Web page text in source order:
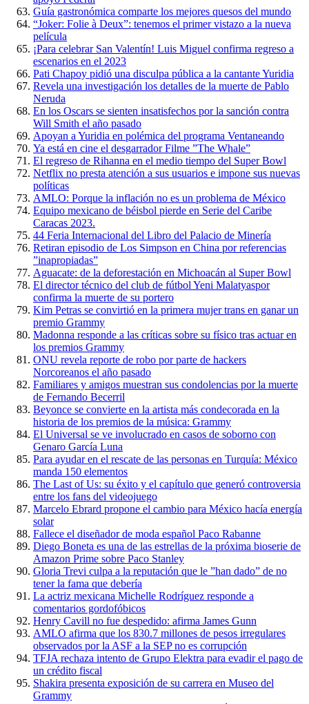
Guía gastronómica comparte los mejores quesos del mundo
“Joker: Folie à Deux”: tenemos el primer vistazo a la nueva
película
¡Para celebrar San Valentín! Luis Miguel confirma regreso a
escenarios en el 2023
Pati Chapoy pidió una disculpa pública a la cantante Yuridia
Revela una investigación los detalles de la muerte de Pablo
Neruda
En los Oscars se sienten insatisfechos por la sanción contra
Will Smith el año pasado
Apoyan a Yuridia en polémica del programa Ventaneando
Ya está en cine el desgarrador Filme ”The Whale”
El regreso de Rihanna en el medio tiempo del Super Bowl
Netflix no presta atención a sus usuarios e impone sus nuevas
políticas
AMLO: Porque la inflación no es un problema de México
Equipo mexicano de béisbol pierde en Serie del Caribe
Caracas 2023.
44 Feria Internacional del Libro del Palacio de Minería
Retiran episodio de Los Simpson en China por referencias
”inapropiadas”
Aguacate: de la deforestación en Michoacán al Super Bowl
El director técnico del club de fútbol Yeni Malatyaspor
confirma la muerte de su portero
Kim Petras se convirtió en la primera mujer trans en ganar un
premio Grammy
Madonna responde a las críticas sobre su físico tras actuar en
los premios Grammy
ONU revela reporte de robo por parte de hackers
Norcoreanos el año pasado
Familiares y amigos muestran sus condolencias por la muerte
de Fernando Becerril
Beyonce se convierte en la artista más condecorada en la
historia de los premios de la música: Grammy
El Universal se ve involucrado en casos de soborno con
Genaro García Luna
Para ayudar en el rescate de las personas en Turquía: México
manda 150 elementos
The Last of Us: su éxito y el capítulo que generó controversia
entre los fans del videojuego
Marcelo Ebrard propone el cambio para México hacía energía
solar
Fallece el diseñador de moda español Paco Rabanne
Diego Boneta es una de las estrellas de la próxima bioserie de
Amazon Prime sobre Paco Stanley
Gloria Trevi culpa a la reputación que le ”han dado” de no
tener la fama que debería
La actriz mexicana Michelle Rodríguez responde a
comentarios gordofóbicos
Henry Cavill no fue despedido: afirma James Gunn
AMLO afirma que los 830.7 millones de pesos irregulares
observados por la ASF a la SEP no es corrupción
TFJA rechaza intento de Grupo Elektra para evadir el pago de
un crédito fiscal
Shakira presenta exposición de su carrera en Museo del
Grammy